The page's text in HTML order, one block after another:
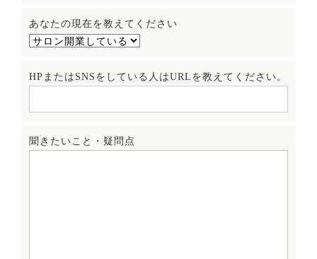
あなたの現在を教えてください
HPまたはSNSをしている人はURLを教えてください。
聞きたいこと・疑問点